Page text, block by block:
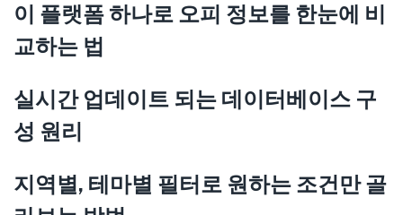
이 플랫폼 하나로 오피 정보를 한눈에 비
교하는 법
실시간 업데이트 되는 데이터베이스 구
성 원리
지역별, 테마별 필터로 원하는 조건만 골